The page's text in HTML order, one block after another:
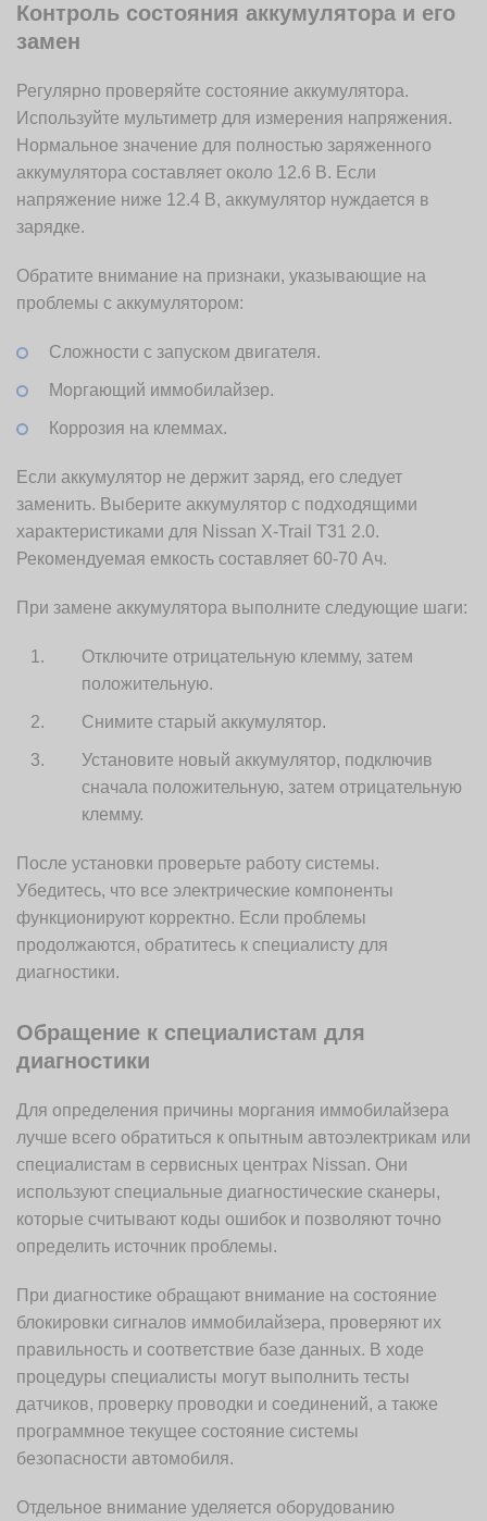
Контроль состояния аккумулятора и его
замен
Регулярно проверяйте состояние аккумулятора.
Используйте мультиметр для измерения напряжения.
Нормальное значение для полностью заряженного
аккумулятора составляет около 12.6 В. Если
напряжение ниже 12.4 В, аккумулятор нуждается в
зарядке.
Обратите внимание на признаки, указывающие на
проблемы с аккумулятором:
Сложности с запуском двигателя.
Моргающий иммобилайзер.
Коррозия на клеммах.
Если аккумулятор не держит заряд, его следует
заменить. Выберите аккумулятор с подходящими
характеристиками для Nissan X-Trail T31 2.0.
Рекомендуемая емкость составляет 60-70 Ач.
При замене аккумулятора выполните следующие шаги:
Отключите отрицательную клемму, затем
положительную.
Снимите старый аккумулятор.
Установите новый аккумулятор, подключив
сначала положительную, затем отрицательную
клемму.
После установки проверьте работу системы.
Убедитесь, что все электрические компоненты
функционируют корректно. Если проблемы
продолжаются, обратитесь к специалисту для
диагностики.
Обращение к специалистам для
диагностики
Для определения причины моргания иммобилайзера
лучше всего обратиться к опытным автоэлектрикам или
специалистам в сервисных центрах Nissan. Они
используют специальные диагностические сканеры,
которые считывают коды ошибок и позволяют точно
определить источник проблемы.
При диагностике обращают внимание на состояние
блокировки сигналов иммобилайзера, проверяют их
правильность и соответствие базе данных. В ходе
процедуры специалисты могут выполнить тесты
датчиков, проверку проводки и соединений, а также
программное текущее состояние системы
безопасности автомобиля.
Отдельное внимание уделяется оборудованию